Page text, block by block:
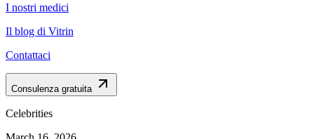
I nostri medici
Il blog di Vitrin
Contattaci
Consulenza gratuita
Celebrities